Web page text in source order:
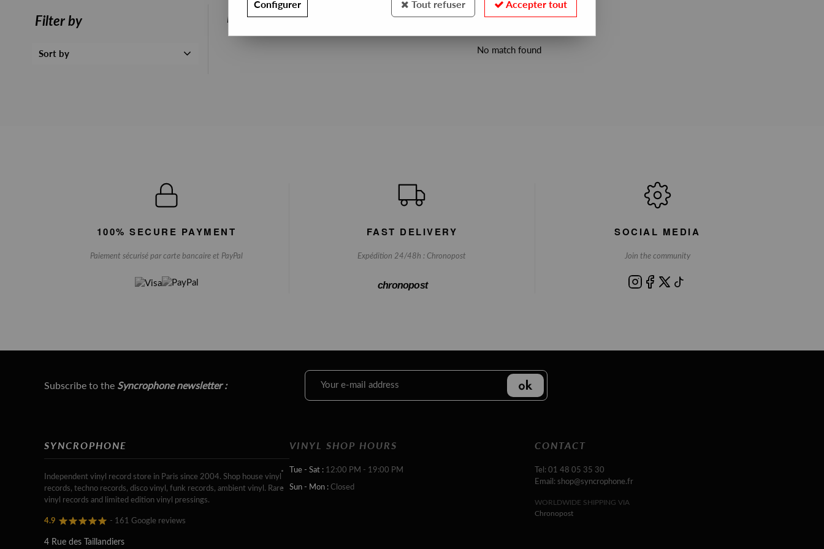
Filter by
Sort by
PRESALES EXCLUSIVES
No match found
100% SECURE PAYMENT
Paiement sécurisé par carte bancaire et PayPal
FAST DELIVERY
Expédition 24/48h : Chronopost
chronopost
SOCIAL MEDIA
Join the community
Subscribe to the Syncrophone newsletter :
SYNCROPHONE
Independent vinyl record store in Paris since 2004. Shop house vinyl
records, techno records, disco vinyl, funk records, ambient vinyl. Rare
vinyl records and limited edition vinyl pressings.
4.9 - 161 Google reviews
4 Rue des Taillandiers
VINYL SHOP HOURS
Tue - Sat : 12:00 PM - 19:00 PM
Sun - Mon : Closed
CONTACT
Tel: 01 48 05 35 30
Email: shop@syncrophone.fr
WORLDWIDE SHIPPING VIA
Chronopost
Configurer Tout refuser Accepter tout